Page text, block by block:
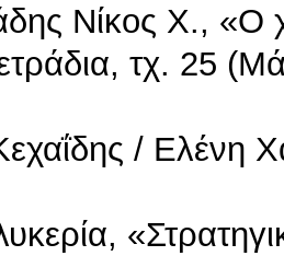
Νίκος Χ.,
τχ. 25
/ Ελένη